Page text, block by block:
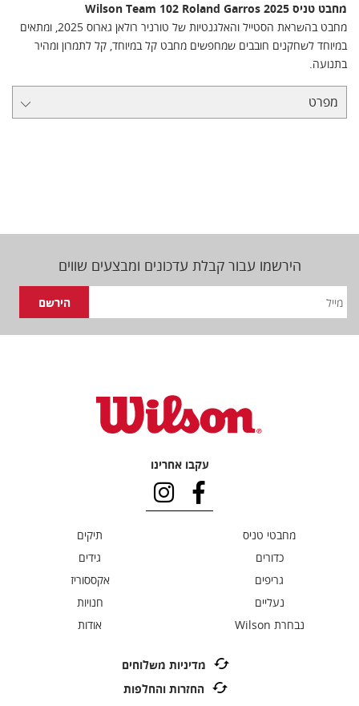
מחבט טניס Wilson Team 102 Roland Garros 2025
מחבט בהשראת הסטייל והאלגנטיות של טורניר רולאן גארוס 2025, ומתאים
במיוחד לשחקנים חובבים שמחפשים מחבט קל במיוחד, קל לתמרון ומהיר
בתנועה.
מפרט
הירשמו עבור קבלת עדכונים ומבצעים שווים
עקבו אחרינו
מחבטי טניס
תיקים
כדורים
גידים
גריפים
אקססוריז
נעליים
חנויות
נבחרת Wilson
אודות
מדיניות משלוחים
החזרות והחלפות